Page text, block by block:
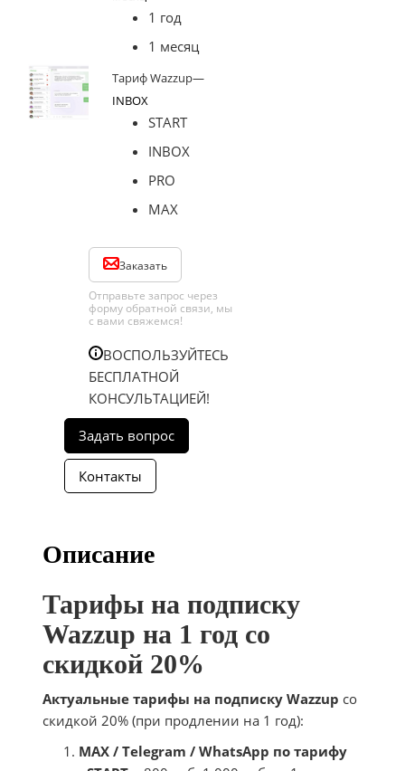
1 год
1 месяц
Тариф Wazzup—
INBOX
START
INBOX
PRO
MAX
Заказать
Отправьте запрос через
форму обратной связи, мы
с вами свяжемся!
ВОСПОЛЬЗУЙТЕСЬ
БЕСПЛАТНОЙ
КОНСУЛЬТАЦИЕЙ!
Описание
Тарифы на подписку
Wazzup на 1 год со
скидкой 20%
Актуальные тарифы на подписку Wazzup со
скидкой 20% (при продлении на 1 год):
MAX / Telegram / WhatsApp по тарифу